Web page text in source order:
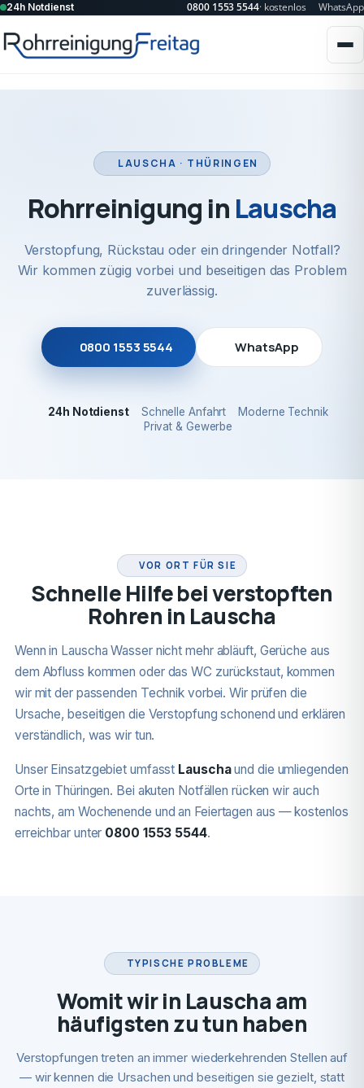
24h Notdienst 0800 1553 5544· kostenlos WhatsApp
LAUSCHA · THÜRINGEN
Rohrreinigung in Lauscha
Verstopfung, Rückstau oder ein dringender Notfall?
Wir kommen zügig vorbei und beseitigen das Problem
zuverlässig.
0800 1553 5544 WhatsApp
24h Notdienst Schnelle Anfahrt
Moderne Technik
Privat & Gewerbe
VOR ORT FÜR SIE
Schnelle Hilfe bei verstopften
Rohren in Lauscha
Wenn in Lauscha Wasser nicht mehr abläuft, Gerüche aus
dem Abfluss kommen oder das WC zurückstaut, kommen
wir mit der passenden Technik vorbei. Wir prüfen die
Ursache, beseitigen die Verstopfung schonend und erklären
verständlich, was wir tun.
Unser Einsatzgebiet umfasst Lauschaund die umliegenden
Orte in Thüringen. Bei akuten Notfällen rücken wir auch
nachts, am Wochenende und an Feiertagen aus — kostenlos
erreichbar unter 0800 1553 5544.
TYPISCHE PROBLEME
Womit wir in Lauscha am
häufigsten zu tun haben
Verstopfungen treten an immer wiederkehrenden Stellen auf
— wir kennen die Ursachen und beseitigen sie gezielt, statt